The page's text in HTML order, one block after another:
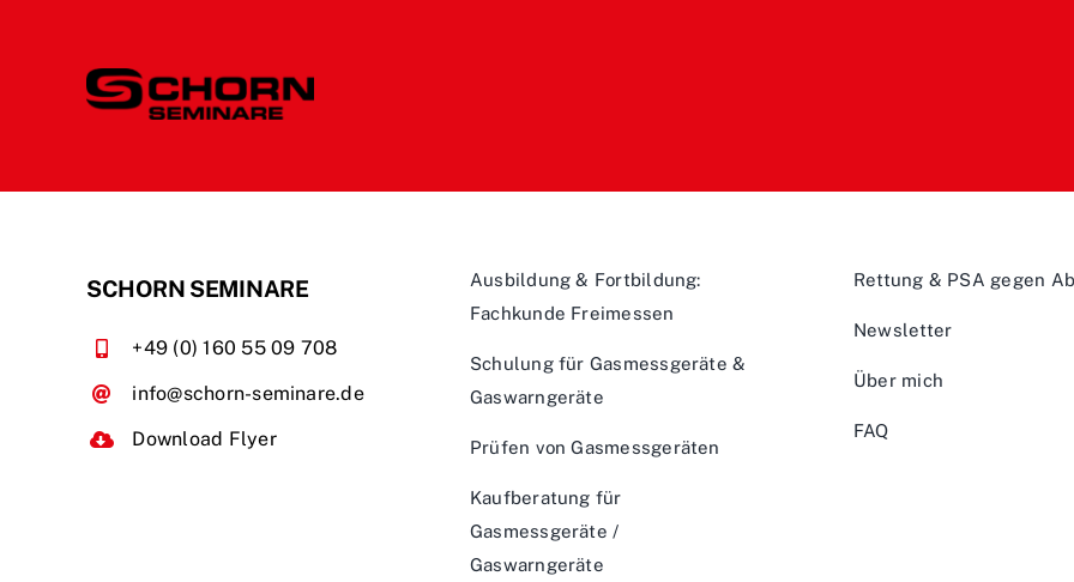
SCHORN SEMINARE
+49 (0) 160 55 09 708
info@schorn-seminare.de
Download Flyer
Ausbildung & Fortbildung:
Fachkunde Freimessen
Schulung für Gasmessgeräte &
Gaswarngeräte
Prüfen von Gasmessgeräten
Kaufberatung für
Gasmessgeräte /
Gaswarngeräte
Rettung & PSA gegen
Newsletter
Über mich
FAQ